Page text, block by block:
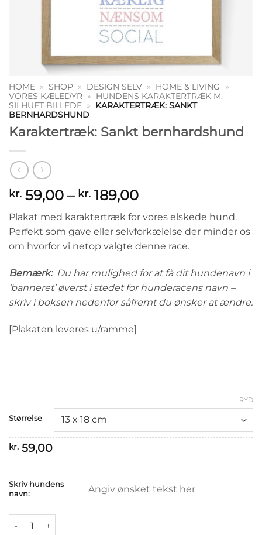
HOME » SHOP » DESIGN SELV » HOME & LIVING
»
VORES KÆLEDYR »
HUNDENS KARAKTERTRÆK M.
SILHUET BILLEDE »
KARAKTERTRÆK: SANKT
BERNHARDSHUND
Karaktertræk: Sankt bernhardshund
kr. 59,00 – kr. 189,00Prisinterval:
kr. 59,00
til
kr. 189,00
Plakat med karaktertræk for vores elskede hund.
Perfekt som gave eller selvforkælelse der minder os
om hvorfor vi netop valgte denne race.
Bemærk: Du har mulighed for at få dit hundenavn i
‘banneret’ øverst i stedet for hunderacens navn –
skriv i boksen nedenfor såfremt du ønsker at ændre.
[Plakaten leveres u/ramme]
Størrelse
RYD
kr. 59,00
Skriv hundens
navn:
Karaktertræk: Sankt bernhardshund antal